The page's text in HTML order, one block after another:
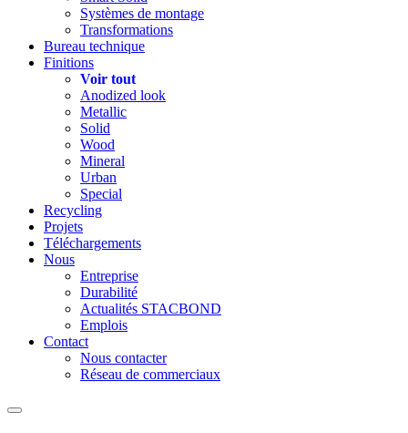
Systèmes de montage
Transformations
Bureau technique
Finitions
Voir tout
Anodized look
Metallic
Solid
Wood
Mineral
Urban
Special
Recycling
Projets
Téléchargements
Nous
Entreprise
Durabilité
Actualités STACBOND
Emplois
Contact
Nous contacter
Réseau de commerciaux